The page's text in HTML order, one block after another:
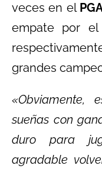
veces en el
empate por
grandes
«Obviamente,
sueñas con
duro para
agradable